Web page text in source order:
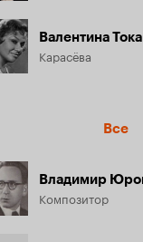
Валентина
Карасёва
Все
Владимир
Композитор